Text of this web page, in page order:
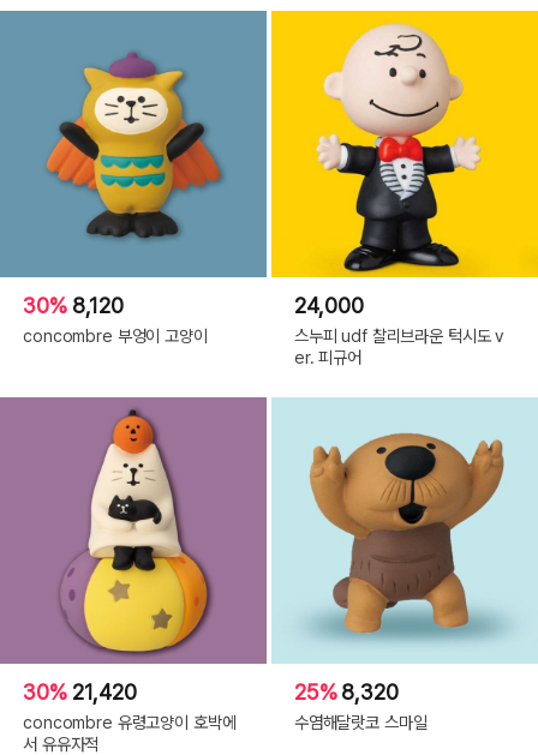
30% 8,120
concombre 부엉이 고양이
24,000
스누피 udf 찰리브라운 턱시도 v
er. 피규어
30% 21,420
concombre 유령고양이 호박에
서 유유자적
25%8,320
수염해달랏코 스마일